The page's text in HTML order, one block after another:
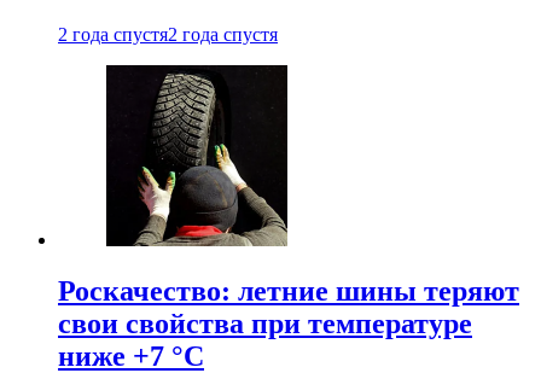
2 года спустя2 года спустя
Роскачество: летние шины теряют
свои свойства при температуре
ниже +7 °C